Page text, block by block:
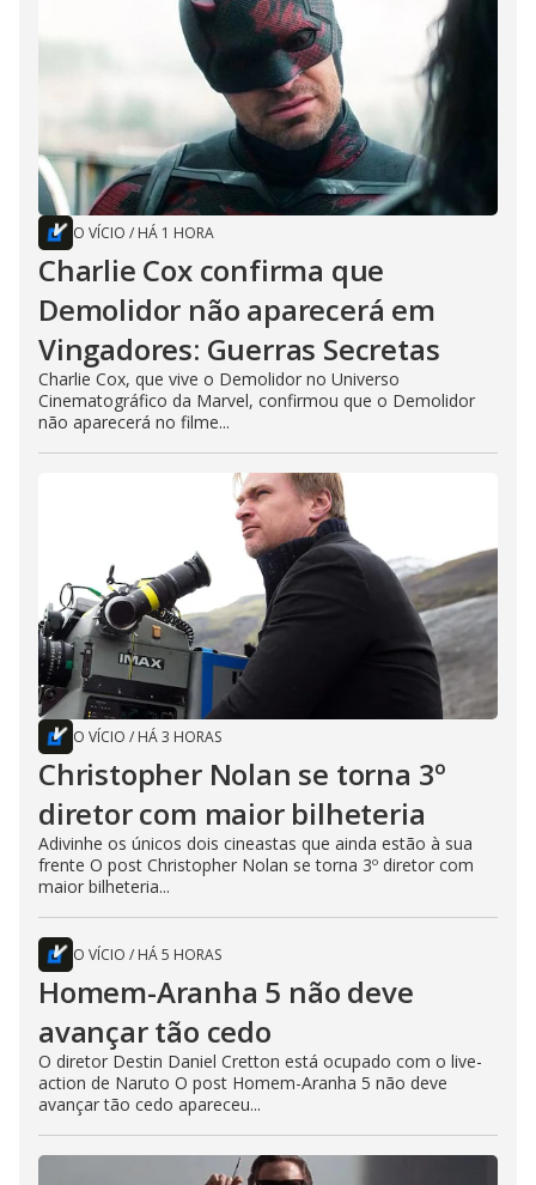
O VÍCIO / HÁ 1 HORA
Charlie Cox confirma que
Demolidor não aparecerá em
Vingadores: Guerras Secretas
Charlie Cox, que vive o Demolidor no Universo
Cinematográfico da Marvel, confirmou que o Demolidor
não aparecerá no filme...
O VÍCIO / HÁ 3 HORAS
Christopher Nolan se torna 3º
diretor com maior bilheteria
Adivinhe os únicos dois cineastas que ainda estão à sua
frente O post Christopher Nolan se torna 3º diretor com
maior bilheteria...
O VÍCIO / HÁ 5 HORAS
Homem-Aranha 5 não deve
avançar tão cedo
O diretor Destin Daniel Cretton está ocupado com o live-
action de Naruto O post Homem-Aranha 5 não deve
avançar tão cedo apareceu...